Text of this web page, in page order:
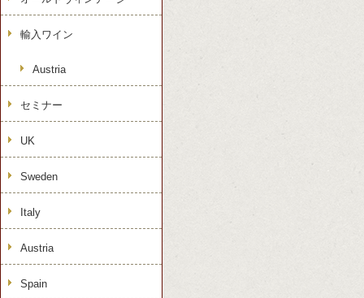
輸入ワイン
Austria
セミナー
UK
Sweden
Italy
Austria
Spain